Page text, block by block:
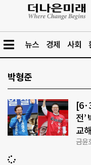
뉴스 경제 사회
박형준
전’
교
금윤